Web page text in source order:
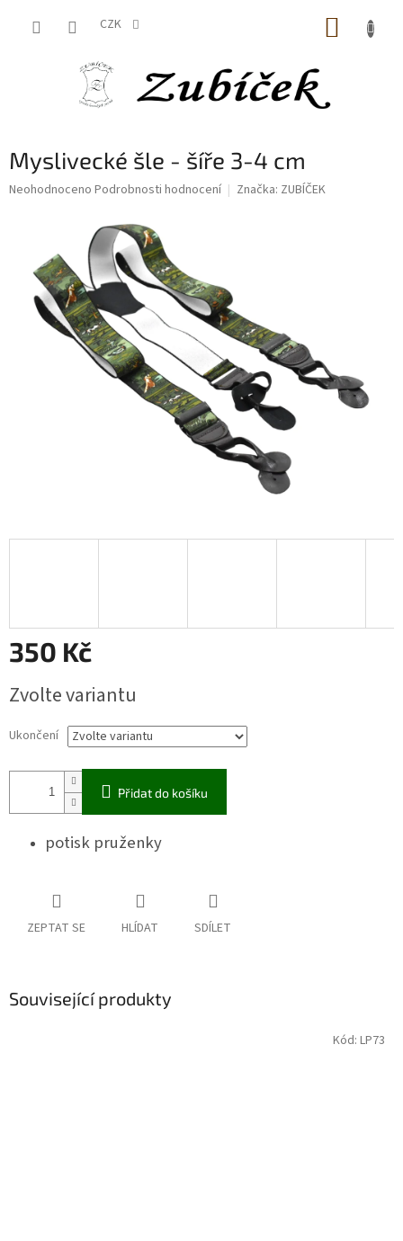
CZK
Myslivecké šle - šíře 3-4 cm
Průměrné
hvězdiček.
Neohodnoceno Podrobnosti hodnocení Značka: ZUBÍČEK
350 Kč
cena:
Zvolte variantu
Ukončení
Přidat do košíku
potisk pruženky
ZEPTAT SE HLÍDAT SDÍLET
Související produkty
Kód: LP73